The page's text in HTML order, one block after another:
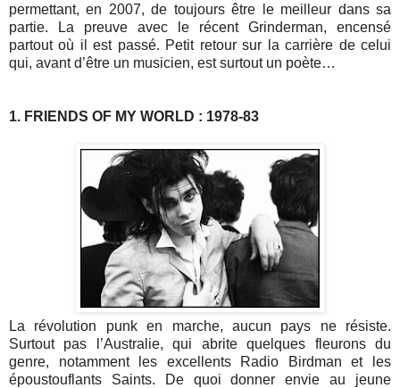
permettant, en 2007, de toujours être le meilleur dans sa
partie. La preuve avec le récent Grinderman, encensé
partout où il est passé. Petit retour sur la carrière de celui
qui, avant d’être un musicien, est surtout un poète…
1. FRIENDS OF MY WORLD : 1978-83
La révolution punk en marche, aucun pays ne résiste.
Surtout pas l’Australie, qui abrite quelques fleurons du
genre, notamment les excellents Radio Birdman et les
époustouflants Saints. De quoi donner envie au jeune